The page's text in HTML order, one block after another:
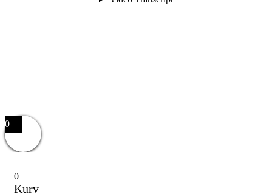
0
0
Kurv